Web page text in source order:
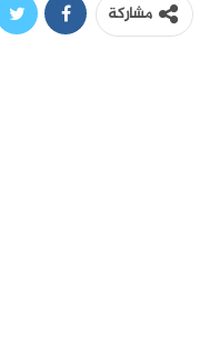
مشاركة